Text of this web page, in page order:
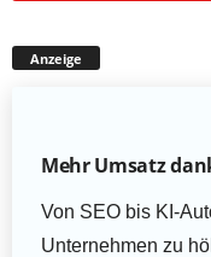
Anzeige
Mehr Umsatz
Von SEO bis KI-
Unternehmen zu